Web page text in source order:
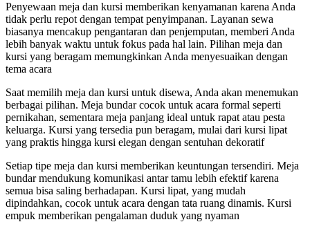
Penyewaan meja dan kursi memberikan kenyamanan karena Anda
tidak perlu repot dengan tempat penyimpanan. Layanan sewa
biasanya mencakup pengantaran dan penjemputan, memberi Anda
lebih banyak waktu untuk fokus pada hal lain. Pilihan meja dan
kursi yang beragam memungkinkan Anda menyesuaikan dengan
tema acara
Saat memilih meja dan kursi untuk disewa, Anda akan menemukan
berbagai pilihan. Meja bundar cocok untuk acara formal seperti
pernikahan, sementara meja panjang ideal untuk rapat atau pesta
keluarga. Kursi yang tersedia pun beragam, mulai dari kursi lipat
yang praktis hingga kursi elegan dengan sentuhan dekoratif
Setiap tipe meja dan kursi memberikan keuntungan tersendiri. Meja
bundar mendukung komunikasi antar tamu lebih efektif karena
semua bisa saling berhadapan. Kursi lipat, yang mudah
dipindahkan, cocok untuk acara dengan tata ruang dinamis. Kursi
empuk memberikan pengalaman duduk yang nyaman